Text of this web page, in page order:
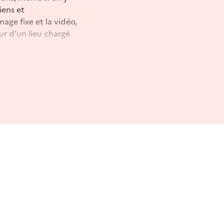
et
fixe et la vidéo,
d’un lieu chargé
A l'occasion des
son travail